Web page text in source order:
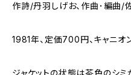
作詩/丹羽しげお、作曲･編曲/
1981年、定価700円、キャニ
ジャケットの状態は茶色のシミ